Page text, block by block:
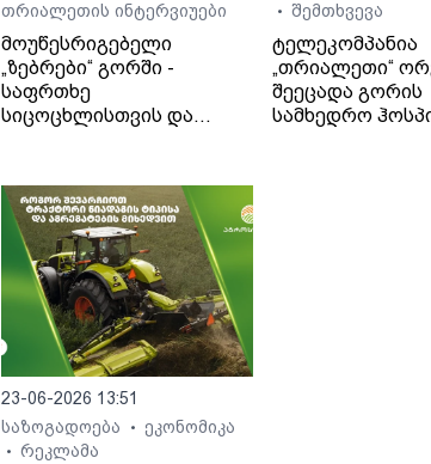
თრიალეთის ინტერვიუები
მოუწესრიგებელი
„ზებრები“ გორში -
საფრთხე
სიცოცხლისთვის და
• შემთხვევა
ტელეკომპანია
„თრიალეთი“
შეეცადა გორის
სამხედრო
23-06-2026 13:51
საზოგადოება
• ეკონომიკა
• რეკლამა